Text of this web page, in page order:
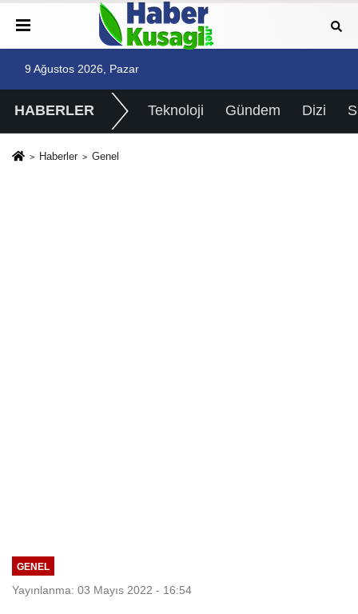
9 Ağustos 2026, Pazar
HABERLER Teknoloji Gündem Dizi
Haberler Genel
GENEL
Yayınlanma: 03 Mayıs 2022 - 16:54